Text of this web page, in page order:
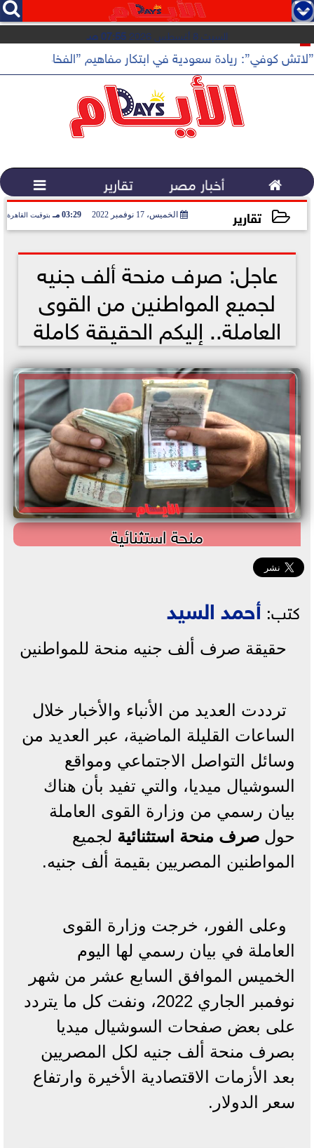
   
السبت 8 أغسطس 2026 07:55 صـ
”لاتش كوفي”: ريادة سعودية في ابتكار مفاهيم ”الفخامة
 أخبار مصر تقارير 
تقارير الخميس، 17 نوفمبر 2022 03:29 مـ بتوقيت القاهرة
عاجل: صرف منحة ألف جنيه
لجميع المواطنين من القوى
العاملة.. إليكم الحقيقة كاملة
منحة استثنائية
كتب: أحمد السيد
حقيقة صرف ألف جنيه منحة للمواطنين
ترددت العديد من الأنباء والأخبار خلال
الساعات القليلة الماضية، عبر العديد من
وسائل التواصل الاجتماعي ومواقع
السوشيال ميديا، والتي تفيد بأن هناك
بيان رسمي من وزارة القوى العاملة
حول صرف منحة استثنائية لجميع
المواطنين المصريين بقيمة ألف جنيه.
وعلى الفور، خرجت وزارة القوى
العاملة في بيان رسمي لها اليوم
الخميس الموافق السابع عشر من شهر
نوفمبر الجاري 2022، ونفت كل ما يتردد
على بعض صفحات السوشيال ميديا
بصرف منحة ألف جنيه لكل المصريين
بعد الأزمات الاقتصادية الأخيرة وارتفاع
سعر الدولار.